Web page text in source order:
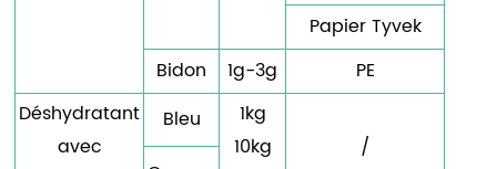
Papier Tyvek
Bidon
1g-3g
PE
Déshydratant
avec
Bleu
1kg
10kg
/